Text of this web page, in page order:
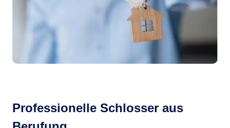
Professionelle Schlosser aus